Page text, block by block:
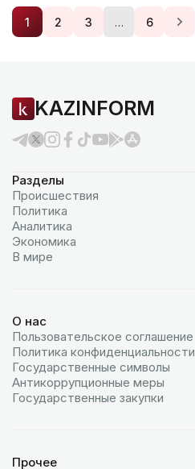
1 2 3 … 6
KAZINFORM
Разделы
Происшествия
Политика
Аналитика
Экономика
В мире
О нас
Пользовательское соглашение
Политика конфиденциальности
Государственные символы
Антикоррупционные меры
Государственные закупки
Прочее